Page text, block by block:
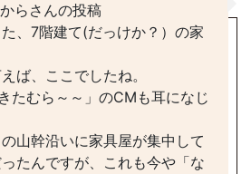
らさんの投稿
、7階建て(だっけか？）の家
ば、ここでしたね。
たむら～～」のCMも耳になじ
山幹沿いに家具屋が集中して
たんですが、これも今や「な